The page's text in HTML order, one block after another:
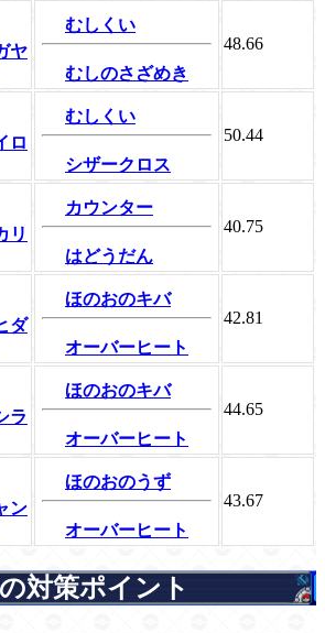
ヤ
むしくい
むしのさざめき
48.66
ロ
むしくい
シザークロス
50.44
リ
カウンター
はどうだん
40.75
ダ
ほのおのキバ
オーバーヒート
42.81
ラ
ほのおのキバ
オーバーヒート
44.65
ン
ほのおのうず
オーバーヒート
43.67
対策ポイント